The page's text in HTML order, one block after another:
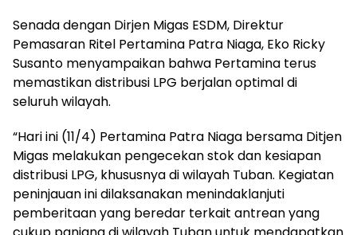
Senada dengan Dirjen Migas ESDM, Direktur
Pemasaran Ritel Pertamina Patra Niaga, Eko Ricky
Susanto menyampaikan bahwa Pertamina terus
memastikan distribusi LPG berjalan optimal di
seluruh wilayah.
“Hari ini (11/4) Pertamina Patra Niaga bersama Ditjen
Migas melakukan pengecekan stok dan kesiapan
distribusi LPG, khususnya di wilayah Tuban. Kegiatan
peninjauan ini dilaksanakan menindaklanjuti
pemberitaan yang beredar terkait antrean yang